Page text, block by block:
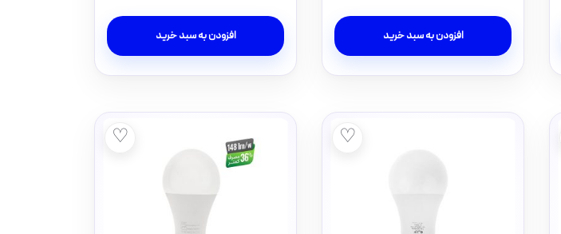
افزودن به سبد خرید افزودن به سبد خرید
♡
♡